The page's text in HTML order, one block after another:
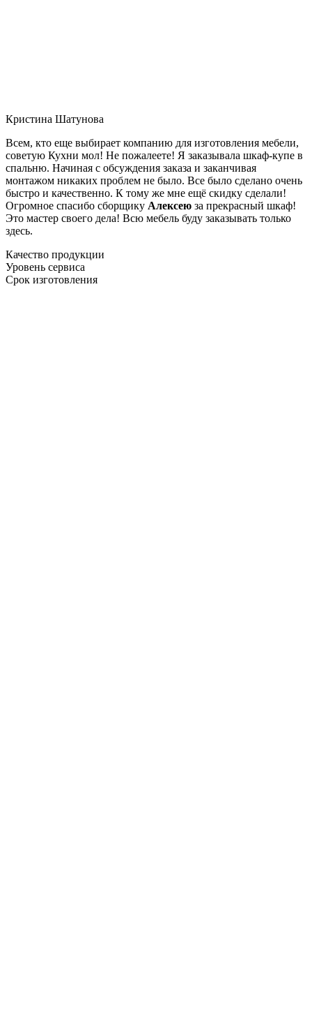
Кристина Шатунова
Всем, кто еще выбирает компанию для изготовления мебели,
советую Кухни мол! Не пожалеете! Я заказывала шкаф-купе в
спальню. Начиная с обсуждения заказа и заканчивая
монтажом никаких проблем не было. Все было сделано очень
быстро и качественно. К тому же мне ещё скидку сделали!
Огромное спасибо сборщику Алексею за прекрасный шкаф!
Это мастер своего дела! Всю мебель буду заказывать только
здесь.
Качество продукции
Уровень сервиса
Срок изготовления